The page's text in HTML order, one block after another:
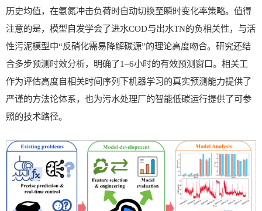
历史均值，在氨氮冲击负荷时自动切换至瞬时变化率策略。值得
注意的是，模型自发学会了进水COD与出水TN的负相关性，与活
性污泥模型中“反硝化需易降解碳源”的理论高度吻合。研究还结
合多步预测时效分析，明确了1–6小时的有效预测窗口。相关工
作为评估高度自相关时间序列下机器学习的真实预测能力提供了
严谨的方法论体系，也为污水处理厂的智能低碳运行提供了可参
照的技术路径。